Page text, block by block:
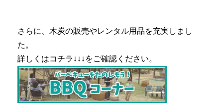
さらに、木炭の販売やレンタル用品を充実しまし
た。
詳しくはコチラ↓↓↓をご確認ください。